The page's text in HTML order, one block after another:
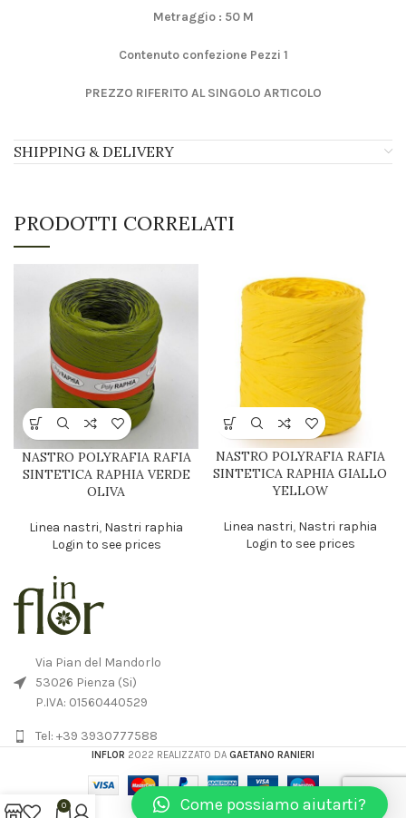
Metraggio : 50 M
Contenuto confezione Pezzi 1
PREZZO RIFERITO AL SINGOLO ARTICOLO
SHIPPING & DELIVERY
PRODOTTI CORRELATI
NASTRO POLYRAFIA RAFIA
SINTETICA RAPHIA VERDE
OLIVA
Linea nastri, Nastri raphia
Login to see prices
NASTRO POLYRAFIA RAFIA
SINTETICA RAPHIA GIALLO
YELLOW
Linea nastri, Nastri raphia
Login to see prices
Via Pian del Mandorlo
53026 Pienza (Si)
P.IVA: 01560440529
Tel: +39 3930777588
INFLOR 2022 REALIZZATO DA GAETANO RANIERI
0 Come possiamo aiutarti?